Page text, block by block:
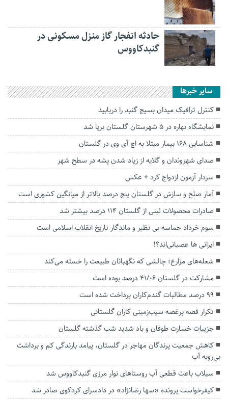
حادثه انفجار گاز منزل مسکونی در
گنبدکاووس
سایر خبرها
کنترل ترافیک میدان بسیج گنبد را دریابید
نمایشگاه بهاره در ۵ شهرستان گلستان برپا شد
شناسایی ۱۶۸ بیمار مبتلا به اچ آی وی در گلستان
صدای شهروندان و گلایه از زیاد شدن پشه در سطح شهر
سردار آزمون ازدواج کرد + عکس
آمار صلح و سازش در گلستان پنج درصد بالاتر از میانگین کشوری است
صادرات محصولات لبنی از گلستان ۱۱۴ درصد بیشتر شد
سوم خرداد حماسه بی نظیر و ماندگار تاریخ انقلاب اسلامی است
ایرانی ها عصبانی‌اند؟!
شعله‌های مزارع؛ چالشی که نگهبانان طبیعت را خسته می‌کند
مشارکت در گلستان ۴۱/۰۶ درصد بوده است
۹۹ درصد مطالبات گندم‌کاران پرداخت شده است
تکرار قصه پرغصه سیب‌زمینی کاران گلستانی
جزییات خسارت طوفان و باد شدید شب گذشته گلستان
کاهش جمعیت پرندگان مهاجر در گلستان، پیامد بارندگی‌ کم و برداشت
بی‌رویه آب
سیلاب باعث قطعی آب روستاهای نوار مرزی گنبدکاووس شد
کیفرخواست پرونده «سها رضانژاد» در دادسرای کردکوی صادر شد